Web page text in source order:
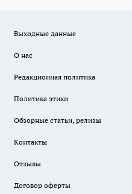
Выходные данные
О нас
Редакционная политика
Политика этики
Обзорные статьи, релизы
Контакты
Отзывы
Договор оферты